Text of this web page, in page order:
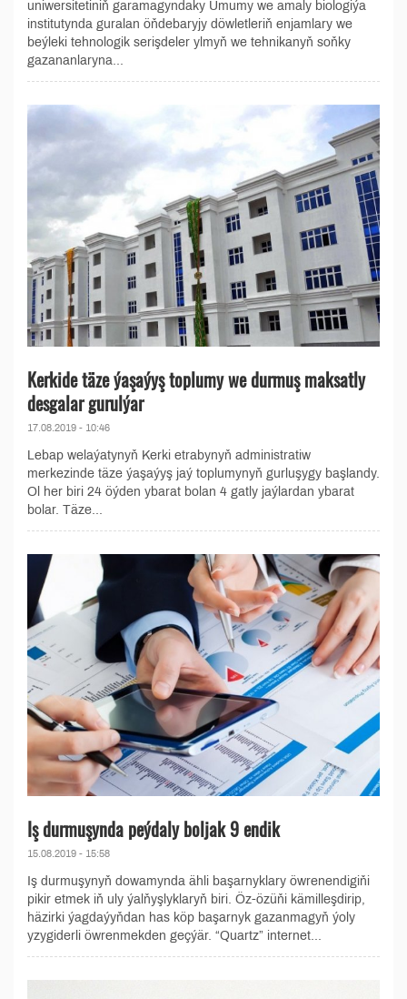
uniwersitetiniň garamagyndaky Umumy we amaly biologiýa
institutynda guralan öňdebaryjy döwletleriň enjamlary we
beýleki tehnologik serişdeler ylmyň we tehnikanyň soňky
gazananlaryna...
Kerkide täze ýaşaýyş toplumy we durmuş maksatly
desgalar gurulýar
17.08.2019 - 10:46
Lebap welaýatynyň Kerki etrabynyň administratiw
merkezinde täze ýaşaýyş jaý toplumynyň gurluşygy başlandy.
Ol her biri 24 öýden ybarat bolan 4 gatly jaýlardan ybarat
bolar. Täze...
Iş durmuşynda peýdaly boljak 9 endik
15.08.2019 - 15:58
Iş durmuşynyň dowamynda ähli başarnyklary öwrenendigiňi
pikir etmek iň uly ýalňyşlyklaryň biri. Öz-özüňi kämilleşdirip,
häzirki ýagdaýyňdan has köp başarnyk gazanmagyň ýoly
yzygiderli öwrenmekden geçýär. “Quartz” internet...